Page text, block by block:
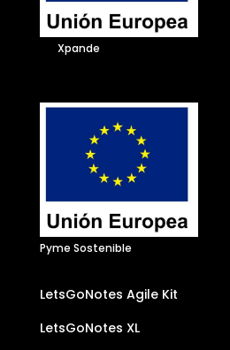
Xpande
Pyme Sostenible
LetsGoNotes Agile Kit
LetsGoNotes XL